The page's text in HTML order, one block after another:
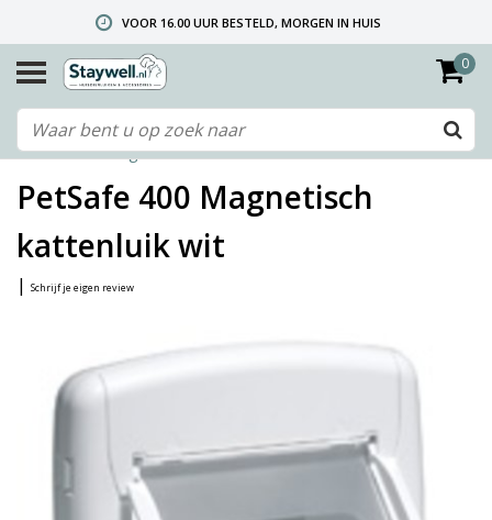
VOOR 16.00 UUR BESTELD, MORGEN IN HUIS
GRATIS VERZENDING VANAF € 40,- (ALLEEN NEDERLAND)
TELEFONISCHE HELPDESK 010 492 02 35 (LET OP: WIJ ZIJN NIET DE FABRIKANT! ZIE KLANTENSERVICE-INFO)
0
Home/400 Magnetisch kattenluik wit
PetSafe 400 Magnetisch
kattenluik wit
| Schrijf je eigen review